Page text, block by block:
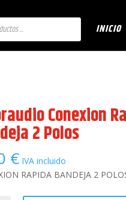
INICIO
Conexion
2 Polos
€ IVA incluido
RAPIDA BANDEJA 2